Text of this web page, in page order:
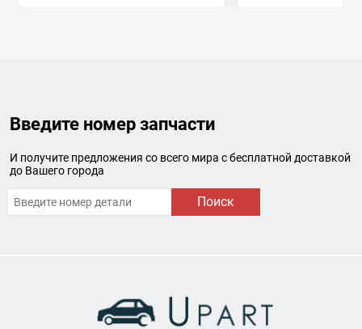
Введите номер запчасти
И получите предложения со всего мира с бесплатной доставкой
до Вашего города
Поиск